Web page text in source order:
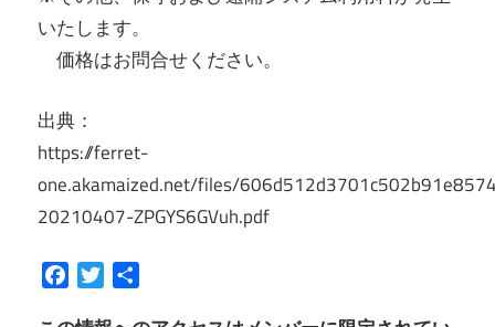
いたします。
価格はお問合せください。
出典：
https://ferret-
one.akamaized.net/files/
20210407-ZPGYS6GVuh.pdf
FacebookTwitter